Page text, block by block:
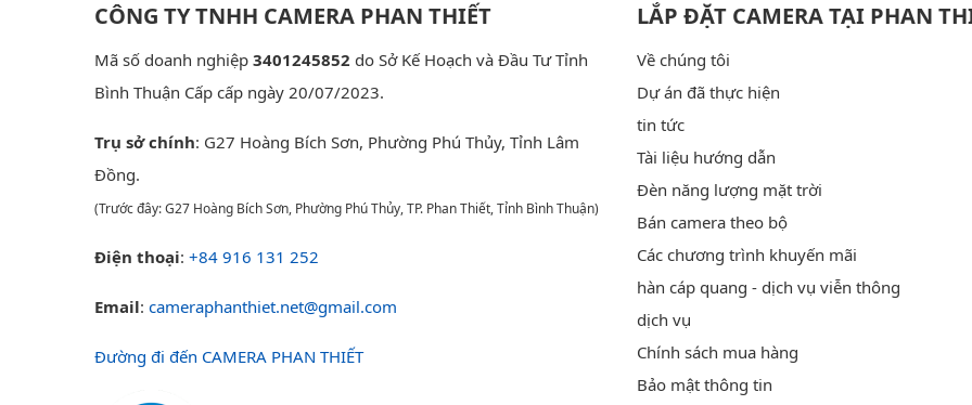
CÔNG TY TNHH CAMERA PHAN THIẾT
Mã số doanh nghiệp 3401245852 do Sở Kế Hoạch và Đầu Tư Tỉnh
Bình Thuận Cấp cấp ngày 20/07/2023.
Trụ sở chính: G27 Hoàng Bích Sơn, Phường Phú Thủy, Tỉnh Lâm
Đồng.
(Trước đây: G27 Hoàng Bích Sơn, Phường Phú Thủy, TP. Phan Thiết, Tỉnh Bình Thuận)
Điện thoại: +84 916 131 252
Email: cameraphanthiet.net@gmail.com
Đường đi đến CAMERA PHAN THIẾT
LẮP ĐẶT CAMERA TẠI PHAN
Về chúng tôi
Dự án đã thực hiện
tin tức
Tài liệu hướng dẫn
Đèn năng lượng mặt trời
Bán camera theo bộ
Các chương trình khuyến mãi
hàn cáp quang - dịch vụ viễn thông
dịch vụ
Chính sách mua hàng
Bảo mật thông tin